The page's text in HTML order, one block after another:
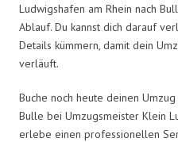
Ludwigshafen am Rhein nach
Ablauf. Du kannst dich darauf
Details kümmern, damit dein
verläuft.
Buche noch heute deinen
Bulle bei Umzugsmeister Klein
erlebe einen professionellen